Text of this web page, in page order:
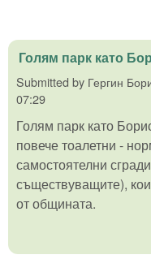
Голям парк като
Submitted by Гергин
07:29
Голям парк като
повече тоалетни -
самостоятелни
съществуващите),
от общината.